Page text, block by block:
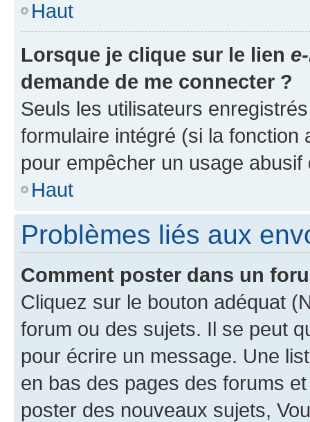
Haut
Lorsque je clique sur le lien
demande de me connecter ?
Seuls les utilisateurs
formulaire intégré (si la fonction
pour empêcher un usage
Haut
Problèmes liés aux
Comment poster dans un
Cliquez sur le bouton adéquat
forum ou des sujets. Il se peut
pour écrire un message. Une
en bas des pages des forums
poster des nouveaux sujets,